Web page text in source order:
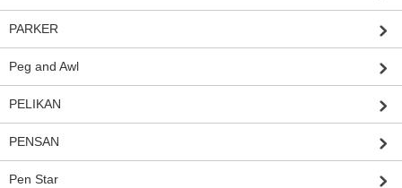
PARKER
Peg and Awl
PELIKAN
PENSAN
Pen Star